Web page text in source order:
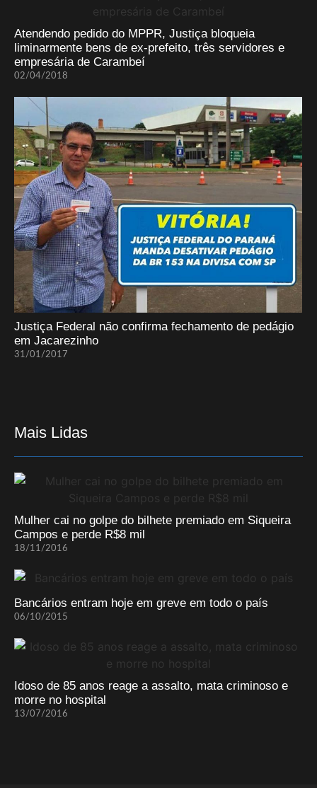
Atendendo pedido do MPPR, Justiça bloqueia
liminarmente bens de ex-prefeito, três servidores e
empresária de Carambeí
02/04/2018
Justiça Federal não confirma fechamento de pedágio
em Jacarezinho
31/01/2017
Mais Lidas
Mulher cai no golpe do bilhete premiado em Siqueira
Campos e perde R$8 mil
18/11/2016
Bancários entram hoje em greve em todo o país
06/10/2015
Idoso de 85 anos reage a assalto, mata criminoso e
morre no hospital
13/07/2016